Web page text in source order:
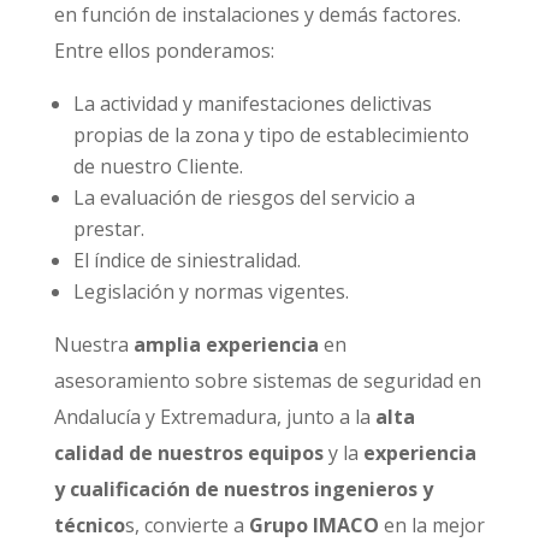
en función de instalaciones y demás factores.
Entre ellos ponderamos:
La actividad y manifestaciones delictivas
propias de la zona y tipo de establecimiento
de nuestro Cliente.
La evaluación de riesgos del servicio a
prestar.
El índice de siniestralidad.
Legislación y normas vigentes.
Nuestra amplia experiencia en
asesoramiento sobre sistemas de seguridad en
Andalucía y Extremadura, junto a la alta
calidad de nuestros equiposy la experiencia
y cualificación de nuestros ingenieros y
técnicos, convierte a Grupo IMACO en la mejor